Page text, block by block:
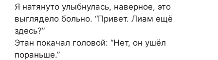
Я натянуто улыбнулась, наверное, это
выглядело больно. “Привет. Лиам ещё
здесь?”
Этан покачал головой: “Нет, он ушёл
пораньше.”